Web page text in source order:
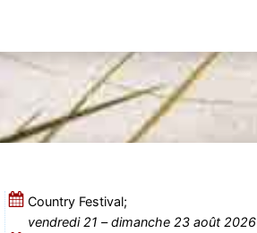
Country Festival;
vendredi 21 –dimanche 23 août 2026